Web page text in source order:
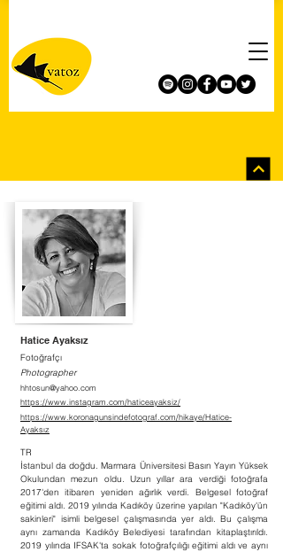
Hatice Ayaksız
Fotoğrafçı
Photographer
hhtosun@yahoo.com
https://www.instagram.com/haticeayaksiz/
https://www.koronagunsindefotograf.com/hikaye/Hatice-
Ayaksız
TR
İstanbul da doğdu. Marmara Üniversitesi Basın Yayın Yüksek
Okulundan mezun oldu. Uzun yıllar ara verdiği fotoğrafa
2017'den itibaren yeniden ağırlık verdi. Belgesel fotoğraf
eğitimi aldı. 2019 yılında Kadıköy üzerine yapılan "Kadıköy'ün
sakinleri" isimli belgesel çalışmasında yer aldı. Bu çalışma
aynı zamanda Kadıköy Belediyesi tarafından kitaplaştırıldı.
2019 yılında IFSAK'ta sokak fotoğrafçılığı eğitimi aldı ve aynı